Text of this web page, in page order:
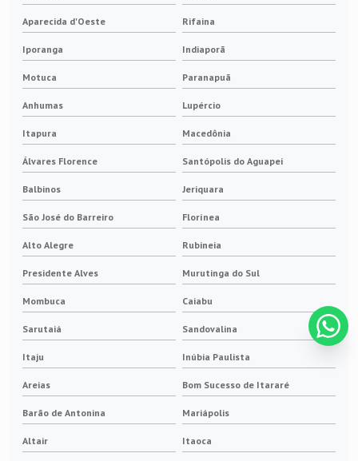
Aparecida d'Oeste Rifaina
Iporanga Indiaporã
Motuca Paranapuã
Anhumas Lupércio
Itapura Macedônia
Álvares Florence Santópolis do Aguapeí
Balbinos Jeriquara
São José do Barreiro Florínea
Alto Alegre Rubineia
Presidente Alves Murutinga do Sul
Mombuca Caiabu
Sarutaiá Sandovalina
Itaju Inúbia Paulista
Areias Bom Sucesso de Itararé
Barão de Antonina Mariápolis
Altair Itaoca